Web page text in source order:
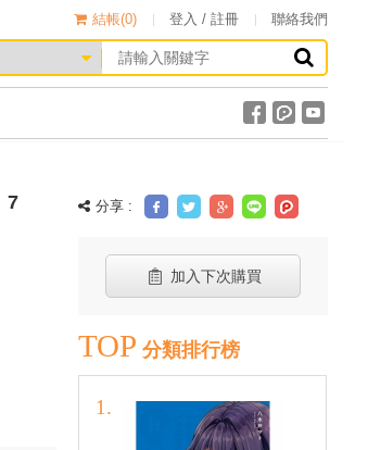
結帳(0) 登入 / 註冊 聯絡我們
7 分享 :
加入下次購買
TOP 分類排行榜